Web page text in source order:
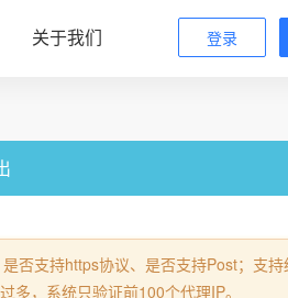
登录
关于我们
否支持https协议、是否支持Post；支持
多，系统只验证前100个代理IP。